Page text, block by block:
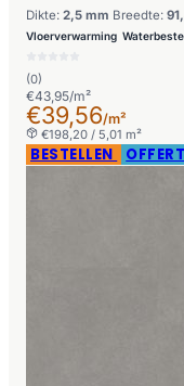
Dikte: 2,5 mm Breedte:
Vloerverwarming
(0)
€43,95/m²
€39,56/m²
€198,20 / 5,01 m²
BESTELLEN